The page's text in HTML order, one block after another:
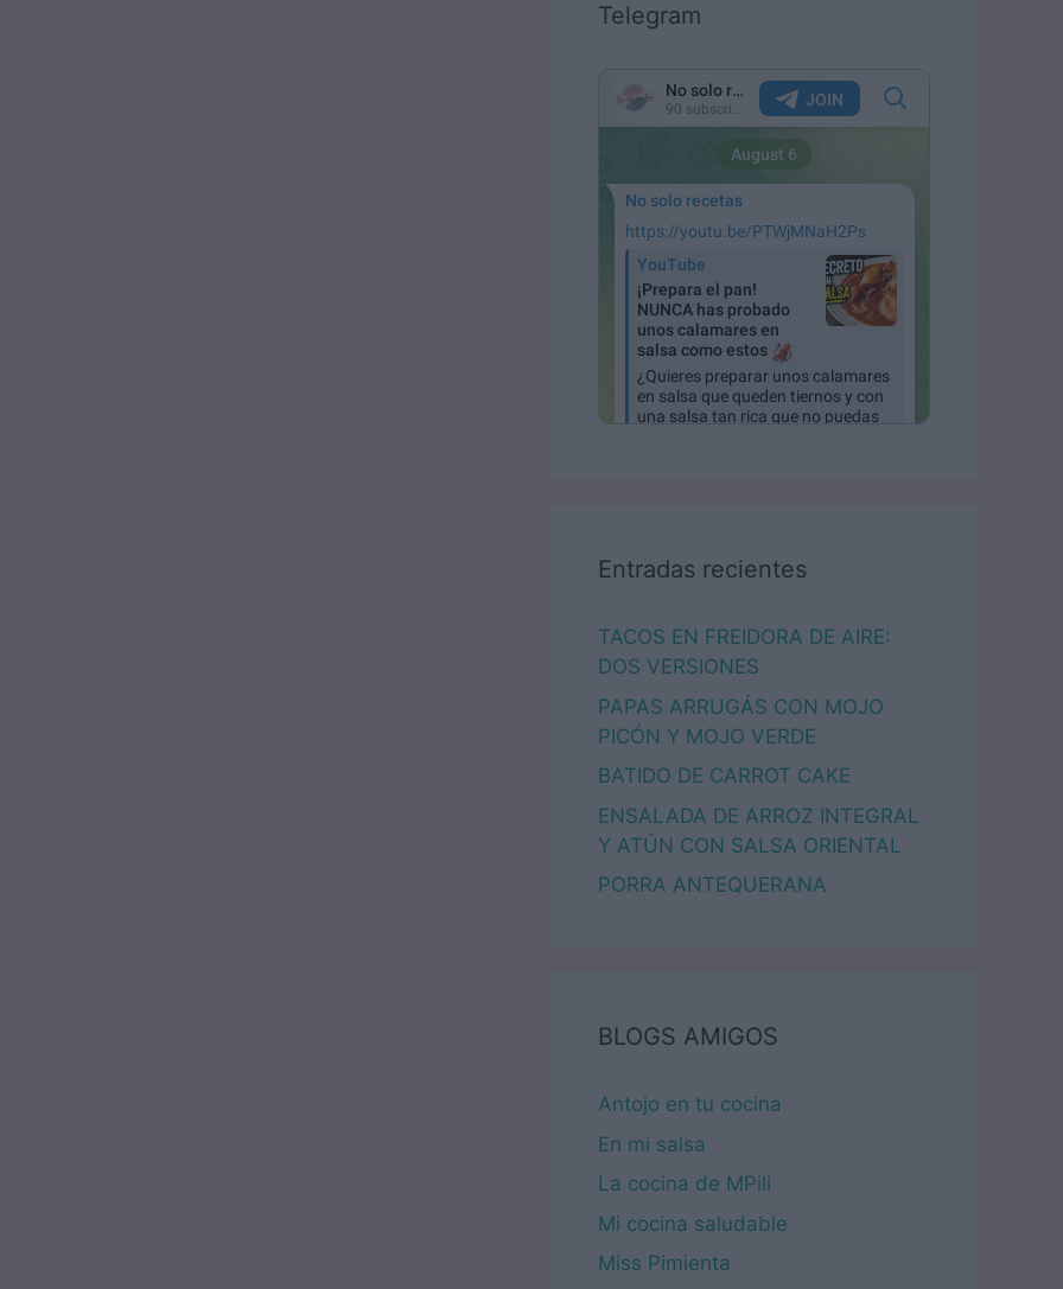
Telegram
Entradas recientes
TACOS EN FREIDORA DE AIRE:
DOS VERSIONES
PAPAS ARRUGÁS CON MOJO
PICÓN Y MOJO VERDE
BATIDO DE CARROT CAKE
ENSALADA DE ARROZ INTEGRAL
Y ATÚN CON SALSA ORIENTAL
PORRA ANTEQUERANA
BLOGS AMIGOS
Antojo en tu cocina
En mi salsa
La cocina de MPili
Mi cocina saludable
Miss Pimienta